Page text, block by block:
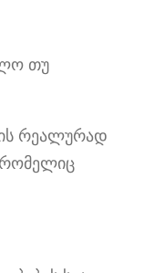
თუ
რეალურად
რომელიც